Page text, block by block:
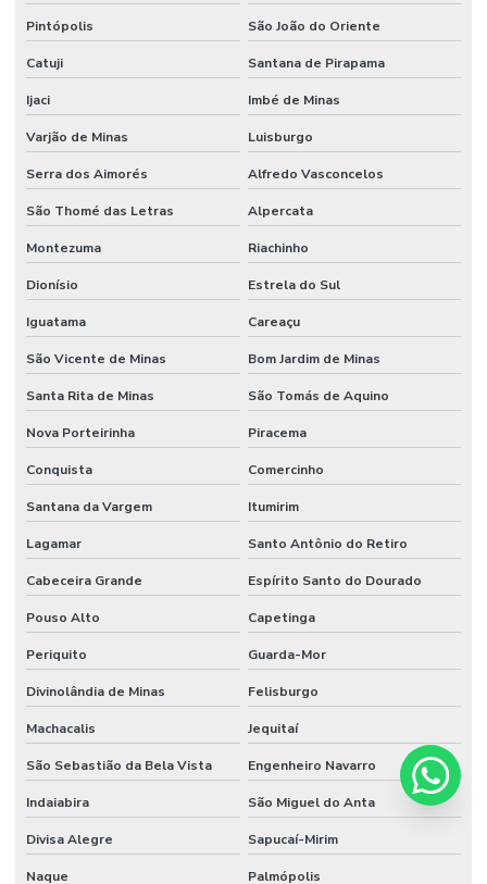
Pintópolis São João do Oriente
Catuji Santana de Pirapama
Ijaci Imbé de Minas
Varjão de Minas Luisburgo
Serra dos Aimorés Alfredo Vasconcelos
São Thomé das Letras Alpercata
Montezuma Riachinho
Dionísio Estrela do Sul
Iguatama Careaçu
São Vicente de Minas Bom Jardim de Minas
Santa Rita de Minas São Tomás de Aquino
Nova Porteirinha Piracema
Conquista Comercinho
Santana da Vargem Itumirim
Lagamar Santo Antônio do Retiro
Cabeceira Grande Espírito Santo do Dourado
Pouso Alto Capetinga
Periquito Guarda-Mor
Divinolândia de Minas Felisburgo
Machacalis Jequitaí
São Sebastião da Bela Vista Engenheiro Navarro
Indaiabira São Miguel do Anta
Divisa Alegre Sapucaí-Mirim
Naque Palmópolis